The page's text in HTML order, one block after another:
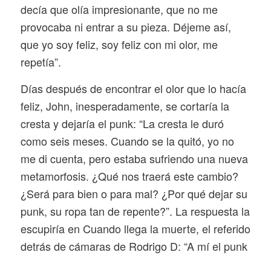
decía que olía impresionante, que no me
provocaba ni entrar a su pieza. Déjeme así,
que yo soy feliz, soy feliz con mi olor, me
repetía”.
Días después de encontrar el olor que lo hacía
feliz, John, inesperadamente, se cortaría la
cresta y dejaría el punk: “La cresta le duró
como seis meses. Cuando se la quitó, yo no
me di cuenta, pero estaba sufriendo una nueva
metamorfosis. ¿Qué nos traerá este cambio?
¿Será para bien o para mal? ¿Por qué dejar su
punk, su ropa tan de repente?”. La respuesta la
escupiría en Cuando llega la muerte, el referido
detrás de cámaras de Rodrigo D: “A mí el punk